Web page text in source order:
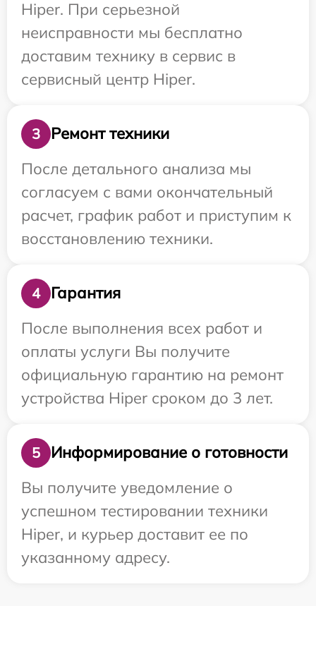
Hiper. При серьезной
неисправности мы бесплатно
доставим технику в сервис в
сервисный центр Hiper.
3
Ремонт техники
После детального анализа мы
согласуем с вами окончательный
расчет, график работ и приступим к
восстановлению техники.
4
Гарантия
После выполнения всех работ и
оплаты услуги Вы получите
официальную гарантию на ремонт
устройства Hiper сроком до 3 лет.
5
Информирование о готовности
Вы получите уведомление о
успешном тестировании техники
Hiper, и курьер доставит ее по
указанному адресу.